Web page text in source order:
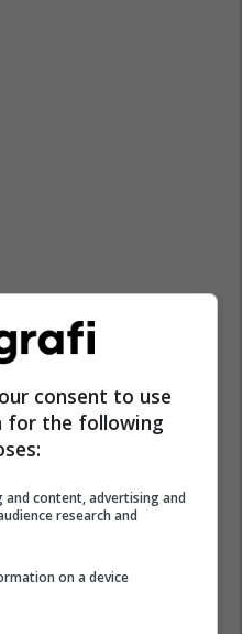
Millosh Peroviq
consent to use
for the following
and content, advertising and
research and
on a device